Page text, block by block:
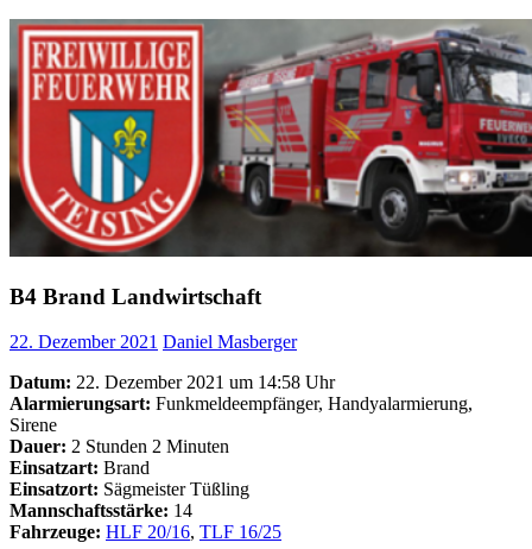
B4 Brand Landwirtschaft
22. Dezember 2021 Daniel Masberger
Datum: 22. Dezember 2021 um 14:58 Uhr
Alarmierungsart: Funkmeldeempfänger, Handyalarmierung,
Sirene
Dauer: 2 Stunden 2 Minuten
Einsatzart: Brand
Einsatzort: Sägmeister Tüßling
Mannschaftsstärke: 14
Fahrzeuge: HLF 20/16, TLF 16/25